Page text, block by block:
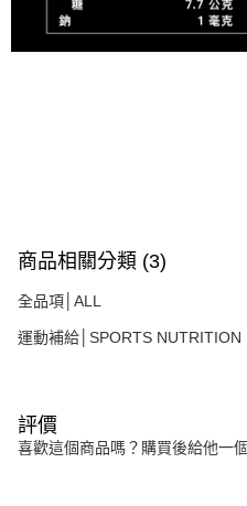
商品相關分類 (3)
全品項│ALL
運動補給│SPORTS NUTRITION
評價
喜歡這個商品嗎？購買後給他一